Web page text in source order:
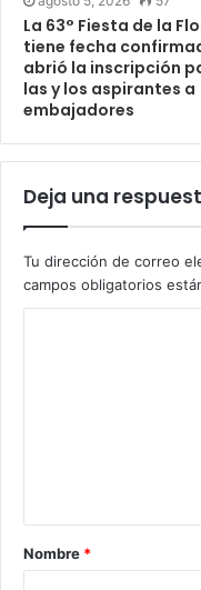
La 63° Fiesta de la
tiene fecha
abrió la inscripción
las y los aspirantes a
embajadores
Deja una
Tu dirección de correo
campos obligatorios
Nombre *